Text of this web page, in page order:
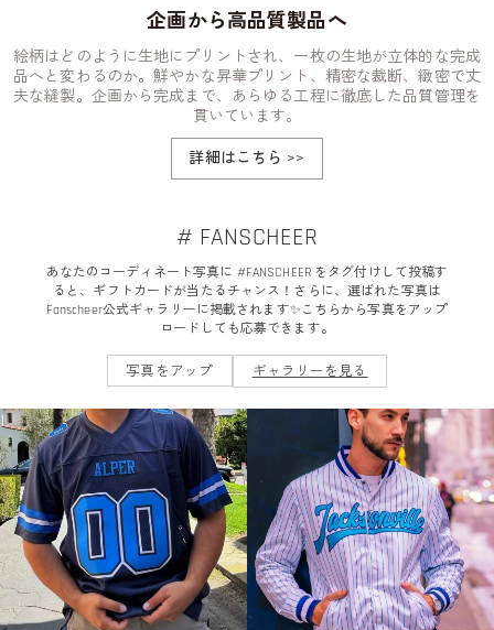
企画から高品質製品へ
絵柄はどのように生地にプリントされ、一枚の生地が立体的な完成
品へと変わるのか。鮮やかな昇華プリント、精密な裁断、緻密で丈
夫な縫製。企画から完成まで、あらゆる工程に徹底した品質管理を
貫いています。
詳細はこちら >>
# FANSCHEER
あなたのコーディネート写真に #FANSCHEER をタグ付けして投稿す
ると、ギフトカードが当たるチャンス！さらに、選ばれた写真は
Fanscheer公式ギャラリーに掲載されます✨こちらから写真をアップ
ロードしても応募できます。
写真をアップ ギャラリーを見る